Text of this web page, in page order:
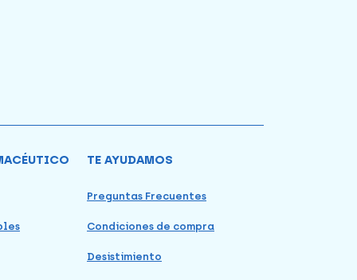
TE AYUDAMOS
Preguntas Frecuentes
Condiciones de compra
Desistimiento